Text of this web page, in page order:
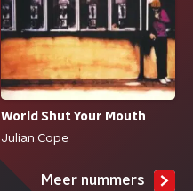
World Shut Your Mouth
Julian Cope
Meer nummers